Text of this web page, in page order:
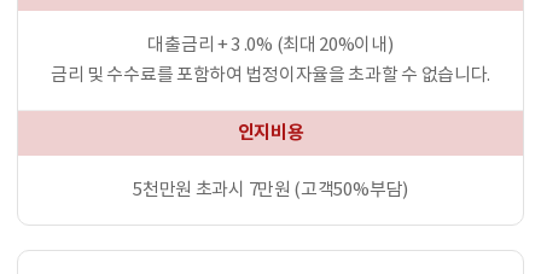
대출금리 + 3 .0% (최대 20%이내)
금리 및 수수료를 포함하여 법정이자율을 초과할 수 없습니다.
인지비용
5천만원 초과시 7만원 (고객50%부담)